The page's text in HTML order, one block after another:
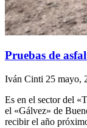
Pruebas de
Iván Cinti 25 mayo,
Es en el sector del
el «Gálvez» de
recibir el año